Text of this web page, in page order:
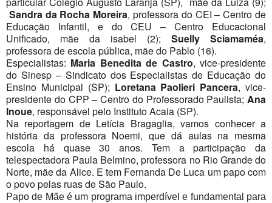
Sandra da Rocha Moreira, professora do CEI – Centro de
Educação Infantil, e do CEU – Centro Educacional
Unificado, mãe da isabel (2); Suelly Sciamaméa,
professora de escola pública, mãe do Pablo (16).
Especialistas: Maria Benedita de Castro, vice-presidente
do Sinesp – Sindicato dos Especialistas de Educação do
Ensino Municipal (SP); Loretana Paolieri Pancera, vice-
presidente do CPP – Centro do Professorado Paulista; Ana
Inoue, responsável pelo Instituto Acaia (SP).
Na reportagem de Letícia Bragaglia, vamos conhecer a
história da professora Noemi, que dá aulas na mesma
escola há quase 30 anos. Tem a participação da
telespectadora Paula Belmino, professora no Rio Grande do
Norte, mãe da Alice. E tem Fernanda De Luca um papo com
o povo pelas ruas de São Paulo.
Papo de Mãe é um programa imperdível e fundamental para